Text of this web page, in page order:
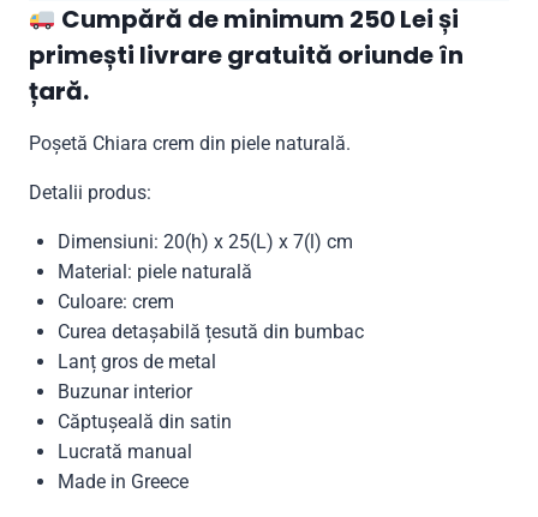
Cumpără de minimum 250 Lei și
primești livrare gratuită oriunde în
țară.
Poșetă Chiara crem din piele naturală.
Detalii produs:
Dimensiuni: 20(h) x 25(L) x 7(l) cm
Material: piele naturală
Culoare: crem
Curea detașabilă țesută din bumbac
Lanț gros de metal
Buzunar interior
Căptușeală din satin
Lucrată manual
Made in Greece